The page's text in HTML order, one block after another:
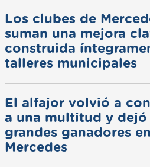
Los clubes de
suman una mejora
construida
talleres municipales
El alfajor volvió a
a una multitud y dejó
grandes ganadores en
Mercedes